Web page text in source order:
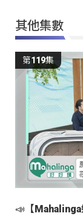
其他集數
第119集
📣【